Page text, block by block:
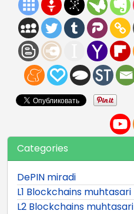
Categories
DePIN miradi
L1 Blockchains muhtasari
L2 Blockchains muhtasari